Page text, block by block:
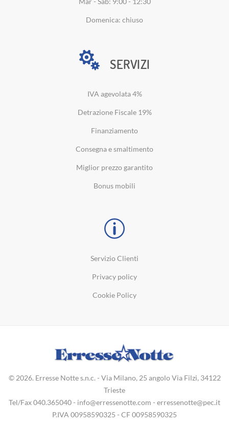
Domenica: chiuso
SERVIZI
IVA agevolata 4%
Detrazione Fiscale 19%
Finanziamento
Consegna e smaltimento
Miglior prezzo garantito
Bonus mobili
Servizio Clienti
Privacy policy
Cookie Policy
© 2026. Erresse Notte s.n.c. - Via Milano, 25 angolo Via Filzi, 34122
Trieste
Tel/Fax040.365040- info@erressenotte.com - erressenotte@pec.it
P.IVA 00958590325 - CF 00958590325